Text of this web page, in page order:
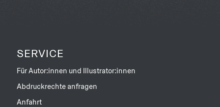
SERVICE
Für Autor:innen und Illustrator:innen
Abdruckrechte anfragen
Anfahrt